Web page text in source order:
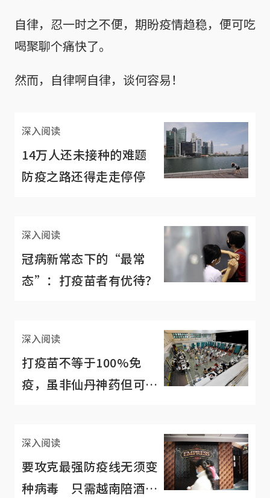
自律，忍一时之不便，期盼疫情趋稳，便可吃
喝聚聊个痛快了。
然而，自律啊自律，谈何容易！
深入阅读
14万人还未接种的难题
防疫之路还得走走停停
深入阅读
冠病新常态下的“最常
态”：打疫苗者有优待？
深入阅读
打疫苗不等于100%免
疫，虽非仙丹神药但可减
深入阅读
要攻克最强防疫线无须变
种病毒 只需越南陪酒西